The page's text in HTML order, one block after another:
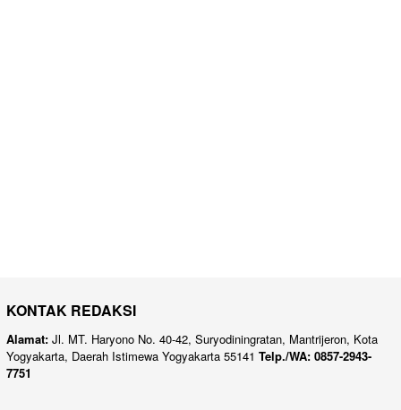
KONTAK REDAKSI
Alamat: Jl. MT. Haryono No. 40-42, Suryodiningratan, Mantrijeron, Kota
Yogyakarta, Daerah Istimewa Yogyakarta 55141 Telp./WA: 0857-2943-
7751